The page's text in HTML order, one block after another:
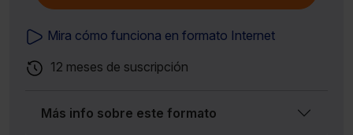
Mira cómo funciona en formato Internet
12 meses de suscripción
Más info sobre este formato